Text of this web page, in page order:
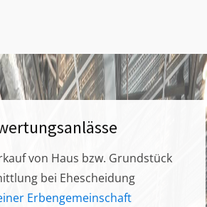
von Haus bzw. Grundstück
bei Ehescheidung
Erbengemeinschaft